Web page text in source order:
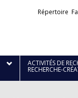
Liens
Répertoire
ACTIVITÉS DE
RECHERCHE-